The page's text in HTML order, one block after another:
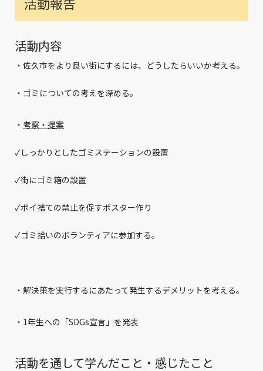
活動内容
・佐久市をより良い街にするには、どうしたらいいか考える。
・ゴミについての考えを深める。
・ 考察・提案
✓しっかりとしたゴミステーションの設置
✓街にゴミ箱の設置
✓ポイ捨ての禁止を促すポスター作り
✓ゴミ拾いのボランティアに参加する。
・解決策を実行するにあたって発生するデメリットを考える。
・1年生への「SDGs宣言」を発表
活動を通して学んだこと・感じたこと